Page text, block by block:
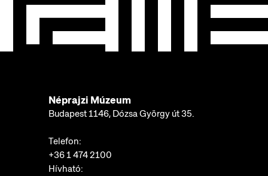
Néprajzi Múzeum
Budapest 1146, Dózsa György út 35.
Telefon:
+36 1 474 2100
Hívható: